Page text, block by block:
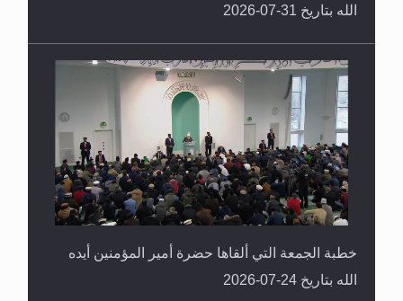
الله بتاريخ 31-07-2026
خطبة الجمعة التي ألقاها حضرة أمير المؤمنين أيده
الله بتاريخ 24-07-2026